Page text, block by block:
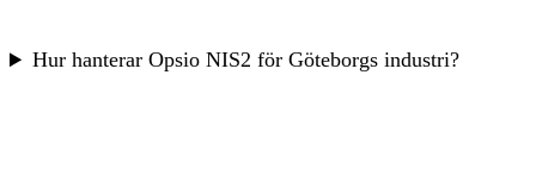
Hur hanterar Opsio NIS2 för Göteborgs industri?